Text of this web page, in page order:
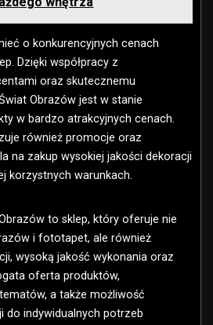
o konkurencyjnych cenach
Dzięki współpracy z
oraz skutecznemu
Obrazów jest w stanie
w bardzo atrakcyjnych cenach.
również promocje oraz
na zakup wysokiej jakości dekoracji
korzystnych warunkach.
to sklep, który oferuje nie
i fototapet, ale również
wysoką jakość wykonania oraz
oferta produktów,
a także możliwość
do indywidualnych potrzeb